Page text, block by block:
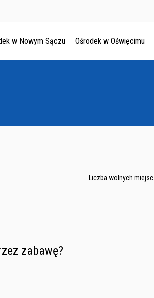
w Nowym Sączu Ośrodek w Oświęcimu
Liczba wolnych miejsc
zabawę?